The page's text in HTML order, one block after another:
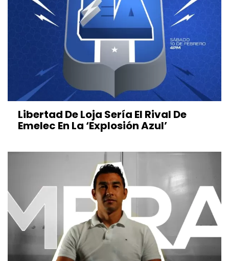
Libertad De Loja Sería El Rival De
Emelec En La ‘Explosión Azul’